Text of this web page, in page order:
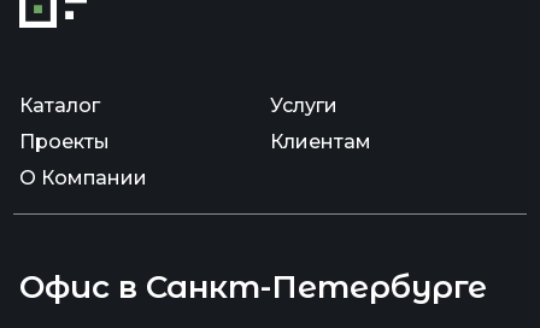
Каталог
Услуги
Проекты
Клиентам
О Компании
Офис в Санкт-Петербурге